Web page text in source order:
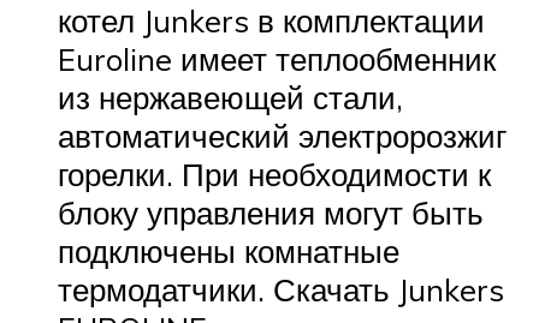
котел Junkers в комплектации
Euroline имеет теплообменник
из нержавеющей стали,
автоматический электророзжиг
горелки. При необходимости к
блоку управления могут быть
подключены комнатные
термодатчики. Скачать Junkers